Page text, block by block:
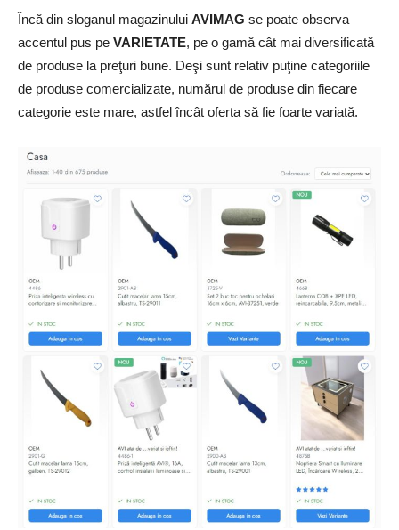
Încă din sloganul magazinului AVIMAG se poate observa
accentul pus pe VARIETATE, pe o gamă cât mai diversificată
de produse la preţuri bune. Deşi sunt relativ puţine categoriile
de produse comercializate, numărul de produse din fiecare
categorie este mare, astfel încât oferta să fie foarte variată.